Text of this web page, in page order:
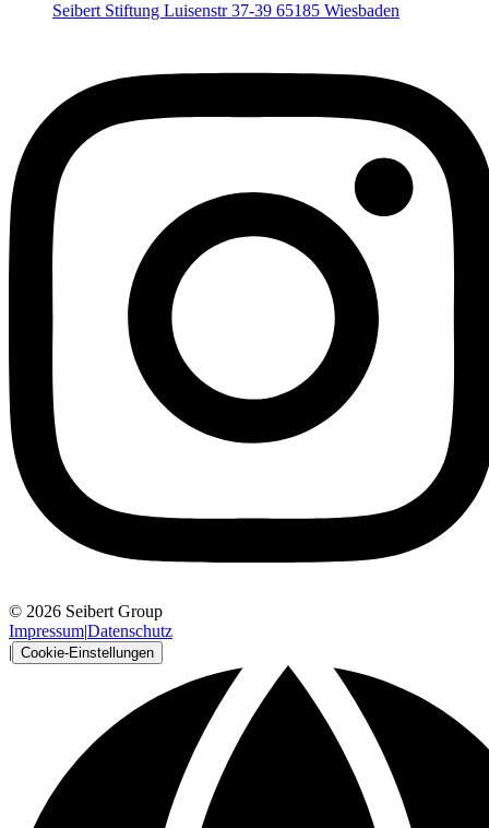
Seibert Stiftung Luisenstr 37-39 65185 Wiesbaden
© 2026 Seibert Group
Impressum|Datenschutz
| Cookie-Einstellungen